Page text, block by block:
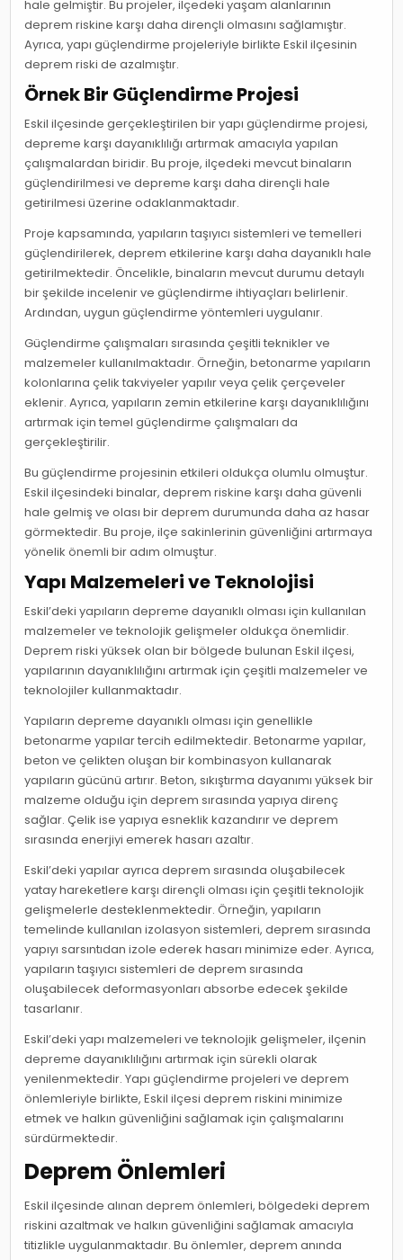
hale gelmiştir. Bu projeler, ilçedeki yaşam alanlarının
deprem riskine karşı daha dirençli olmasını sağlamıştır.
Ayrıca, yapı güçlendirme projeleriyle birlikte Eskil ilçesinin
deprem riski de azalmıştır.
Örnek Bir Güçlendirme Projesi
Eskil ilçesinde gerçekleştirilen bir yapı güçlendirme projesi,
depreme karşı dayanıklılığı artırmak amacıyla yapılan
çalışmalardan biridir. Bu proje, ilçedeki mevcut binaların
güçlendirilmesi ve depreme karşı daha dirençli hale
getirilmesi üzerine odaklanmaktadır.
Proje kapsamında, yapıların taşıyıcı sistemleri ve temelleri
güçlendirilerek, deprem etkilerine karşı daha dayanıklı hale
getirilmektedir. Öncelikle, binaların mevcut durumu detaylı
bir şekilde incelenir ve güçlendirme ihtiyaçları belirlenir.
Ardından, uygun güçlendirme yöntemleri uygulanır.
Güçlendirme çalışmaları sırasında çeşitli teknikler ve
malzemeler kullanılmaktadır. Örneğin, betonarme yapıların
kolonlarına çelik takviyeler yapılır veya çelik çerçeveler
eklenir. Ayrıca, yapıların zemin etkilerine karşı dayanıklılığını
artırmak için temel güçlendirme çalışmaları da
gerçekleştirilir.
Bu güçlendirme projesinin etkileri oldukça olumlu olmuştur.
Eskil ilçesindeki binalar, deprem riskine karşı daha güvenli
hale gelmiş ve olası bir deprem durumunda daha az hasar
görmektedir. Bu proje, ilçe sakinlerinin güvenliğini artırmaya
yönelik önemli bir adım olmuştur.
Yapı Malzemeleri ve Teknolojisi
Eskil’deki yapıların depreme dayanıklı olması için kullanılan
malzemeler ve teknolojik gelişmeler oldukça önemlidir.
Deprem riski yüksek olan bir bölgede bulunan Eskil ilçesi,
yapılarının dayanıklılığını artırmak için çeşitli malzemeler ve
teknolojiler kullanmaktadır.
Yapıların depreme dayanıklı olması için genellikle
betonarme yapılar tercih edilmektedir. Betonarme yapılar,
beton ve çelikten oluşan bir kombinasyon kullanarak
yapıların gücünü artırır. Beton, sıkıştırma dayanımı yüksek bir
malzeme olduğu için deprem sırasında yapıya direnç
sağlar. Çelik ise yapıya esneklik kazandırır ve deprem
sırasında enerjiyi emerek hasarı azaltır.
Eskil’deki yapılar ayrıca deprem sırasında oluşabilecek
yatay hareketlere karşı dirençli olması için çeşitli teknolojik
gelişmelerle desteklenmektedir. Örneğin, yapıların
temelinde kullanılan izolasyon sistemleri, deprem sırasında
yapıyı sarsıntıdan izole ederek hasarı minimize eder. Ayrıca,
yapıların taşıyıcı sistemleri de deprem sırasında
oluşabilecek deformasyonları absorbe edecek şekilde
tasarlanır.
Eskil’deki yapı malzemeleri ve teknolojik gelişmeler, ilçenin
depreme dayanıklılığını artırmak için sürekli olarak
yenilenmektedir. Yapı güçlendirme projeleri ve deprem
önlemleriyle birlikte, Eskil ilçesi deprem riskini minimize
etmek ve halkın güvenliğini sağlamak için çalışmalarını
sürdürmektedir.
Deprem Önlemleri
Eskil ilçesinde alınan deprem önlemleri, bölgedeki deprem
riskini azaltmak ve halkın güvenliğini sağlamak amacıyla
titizlikle uygulanmaktadır. Bu önlemler, deprem anında